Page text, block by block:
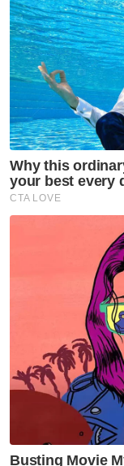
Kumpulan B,
bersama
ketiga,
teratas
Mengikut
terbaik
dan B akan
Muat turun
Apakah
Sekolah
Kolej/ STPM/
Ijazah sarjana
Masuk | Daftar
Bola Tampar